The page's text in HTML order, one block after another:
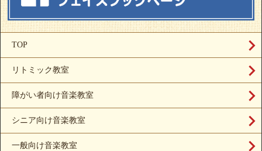
TOP
リトミック教室
障がい者向け音楽教室
シニア向け音楽教室
一般向け音楽教室